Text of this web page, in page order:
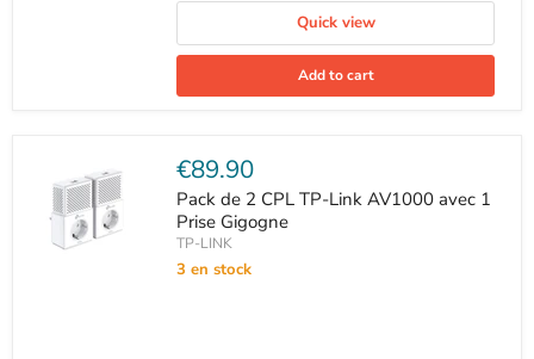
Quick view
Add to cart
Current
price
€89.90
Pack de 2 CPL TP-Link AV1000 avec 1
Prise Gigogne
TP-LINK
3 en stock